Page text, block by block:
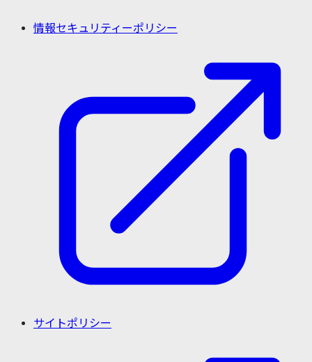
情報セキュリティーポリシー
サイトポリシー